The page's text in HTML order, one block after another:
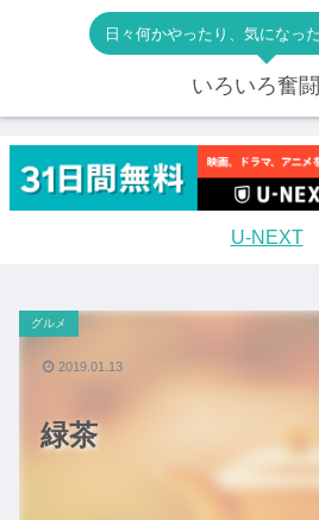
日々何かやったり、気になっ
いろいろ奮
U-NEXT
緑茶
グルメ
2019.01.13